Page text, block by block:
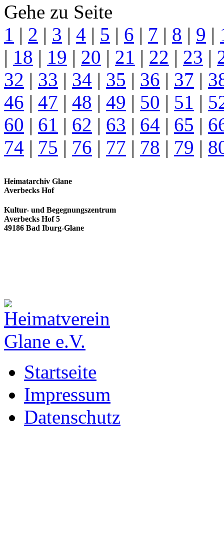
Gehe zu Seite
1 | 2 | 3 | 4 | 5 | 6 | 7 | 8 | 9 |
| 18 | 19 | 20 | 21 | 22 | 23 |
32 | 33 | 34 | 35 | 36 | 37 |
46 | 47 | 48 | 49 | 50 | 51 |
60 | 61 | 62 | 63 | 64 | 65 |
74 | 75 | 76 | 77 | 78 | 79 |
Heimatarchiv Glane
Averbecks Hof
Kultur- und Begegnungszentrum
Averbecks Hof 5
49186 Bad Iburg-Glane
Startseite
Impressum
Datenschutz